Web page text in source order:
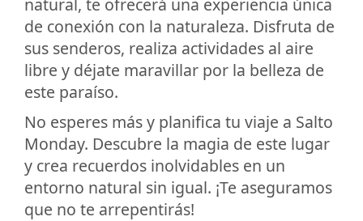
de conexión con la naturaleza. Disfruta de
sus senderos, realiza actividades al aire
libre y déjate maravillar por la belleza de
este paraíso.
No esperes más y planifica tu viaje a Salto
Monday. Descubre la magia de este lugar
y crea recuerdos inolvidables en un
entorno natural sin igual. ¡Te aseguramos
que no te arrepentirás!